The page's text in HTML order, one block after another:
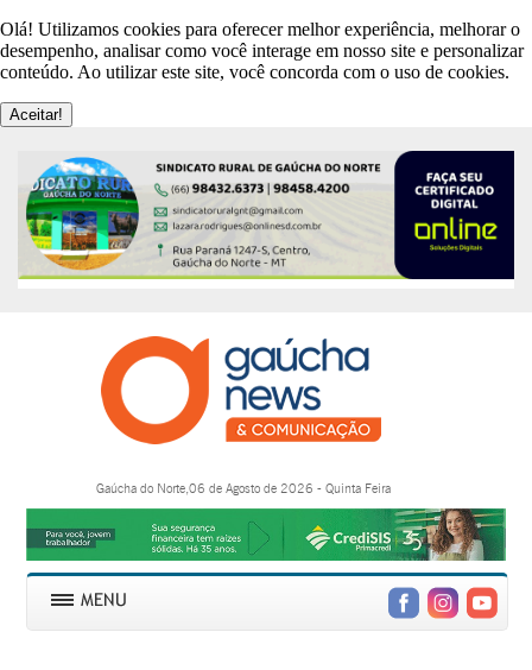
Olá! Utilizamos cookies para oferecer melhor experiência, melhorar o
desempenho, analisar como você interage em nosso site e personalizar
conteúdo. Ao utilizar este site, você concorda com o uso de cookies.
Aceitar!
Gaúcha do Norte,06 de Agosto de 2026 - Quinta Feira